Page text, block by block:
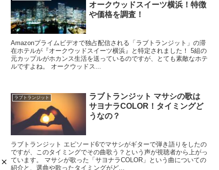
オークウッドスイーツ横浜！特徴
や価格を調査！
Amazonプライムビデオで独占配信される「ラブトランジット」の滞
在ホテルが『オークウッドスイーツ横浜』と特定されました！ 5組の
元カップルがホカンス生活を送っているのですが、とても素敵なホテ
ルですよね。 オークウッドス...
ラブトランジット
ラブトランジット マサシの歌は
サヨナラCOLOR！タイミングど
うなの？
ラブトランジット エピソード6でマサシがギターで弾き語りをしたの
ですが、このタイミングでその曲歌う？という声が視聴者から上がっ
ています。 マサシが歌った「サヨナラCOLOR」という曲についての
紹介と、選曲や歌ったタイミングがど...